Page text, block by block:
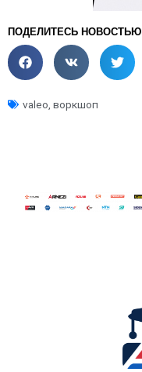
ПОДЕЛИТЕСЬ НОВОСТЬЮ
valeo воркшоп